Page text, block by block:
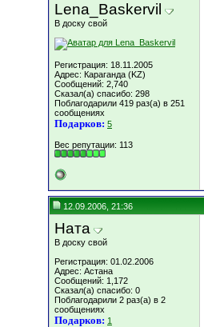
Lena_Baskervil
В доску свой
Регистрация: 18.11.2005
Адрес: Караганда (KZ)
Сообщений: 2,740
Сказал(а) спасибо: 298
Поблагодарили 419 раз(а) в 251
сообщениях
Подарков: 5
Вес репутации: 113
12.09.2006, 21:36
Ната
В доску свой
Регистрация: 01.02.2006
Адрес: Астана
Сообщений: 1,172
Сказал(а) спасибо: 0
Поблагодарили 2 раз(а) в 2
сообщениях
Подарков: 1